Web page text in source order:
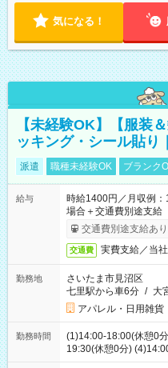
気になる！
【未経験OK】【服装
ッキング・シール貼り
派遣 職種未経験OK ブランク
給与
時給1400円／月収例
場合＋交通費別途支給
交通費別途支給あり
交通費 実費支給／当社
勤務地
さいたま市見沼区
七里駅から車6分 / 大
アパレル・日用雑貨
勤務時間
(1)14:00-18:00(休憩0
19:30(休憩0分)
ます